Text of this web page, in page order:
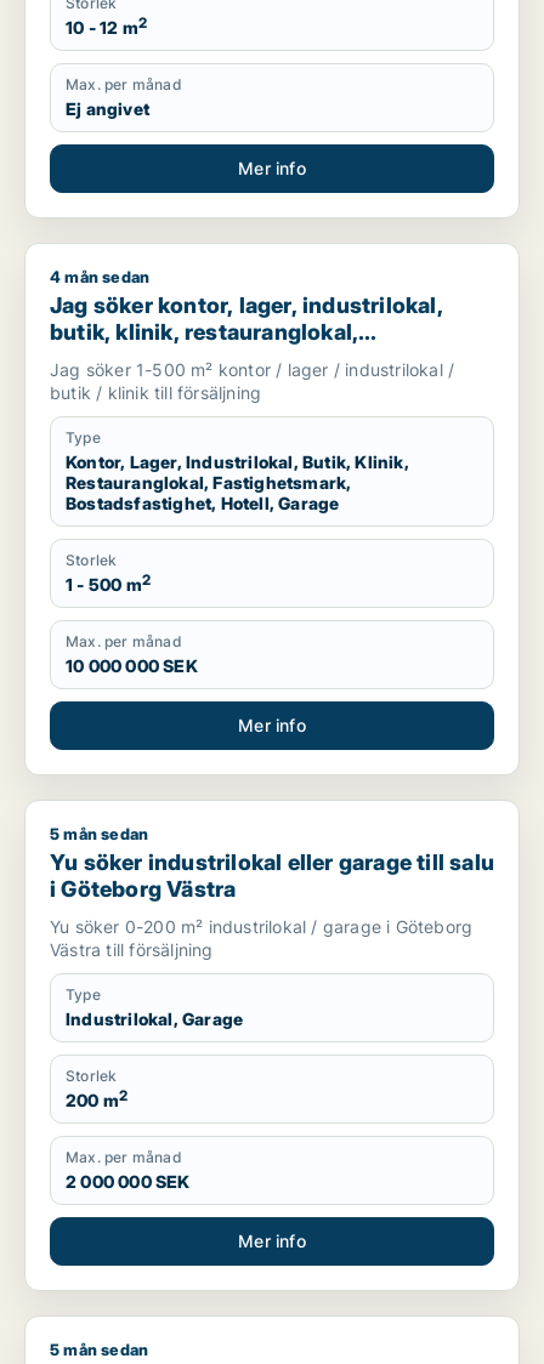
10 - 12 m2
Max. per månad
Ej angivet
Mer info
Jag söker kontor, lager, industrilokal, butik, klinik,
4 mån sedan
Jag söker kontor, lager, industrilokal,
butik, klinik, restauranglokal,
fastighetsmark, bostadsfastighet, hotell
eller garage till salu i Linköping,
Falkenberg eller Varberg m.fl.
Jag söker 1-500 m² kontor / lager / industrilokal /
butik / klinik till försäljning
Type
Kontor, Lager, Industrilokal, Butik, Klinik,
Restauranglokal, Fastighetsmark,
Bostadsfastighet, Hotell, Garage
Storlek
1 - 500 m2
Max. per månad
10 000 000 SEK
Mer info
Yu söker industrilokal eller garage till salu i Göteborg Västra
5 mån sedan
Yu söker industrilokal eller garage till salu
i Göteborg Västra
Yu söker 0-200 m² industrilokal / garage i Göteborg
Västra till försäljning
Type
Industrilokal, Garage
Storlek
200 m2
Max. per månad
2 000 000 SEK
Mer info
Jag söker kontor, lager, industrilokal, butik, klinik,
5 mån sedan